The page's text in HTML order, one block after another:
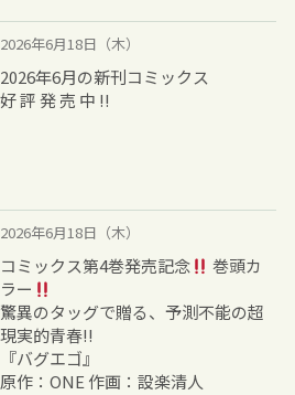
2026年6月18日（木）
2026年6月の新刊コミックス
好 評 発 売 中 !!
2026年6月18日（木）
コミックス第4巻発売記念
巻頭カ
ラー
驚異のタッグで贈る、予測不能の超
現実的青春!!
『バグエゴ』
原作：ONE 作画：設楽清人